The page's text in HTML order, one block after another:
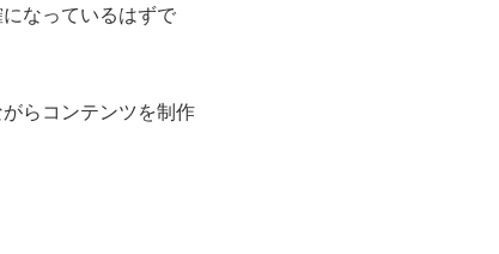
なっているはずで
らコンテンツを制作